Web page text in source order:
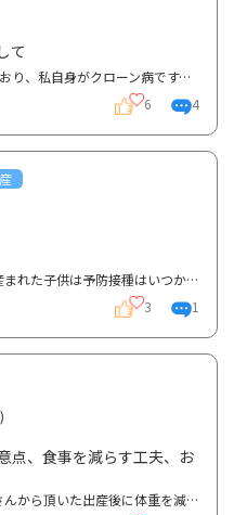
て
現在、生後3ヶ月の娘を母乳で育てており、私自身がクローン病です。妊娠中は何とか再燃せずに乗り切れた...
6 4
免疫抑制剤を服用している母親から産まれた子供は予防接種はいつから接種可能ですか？産まれて3ヶ月を過...
3 1
点、食事を減らす工夫、お
今回は、おしゃべり広場でくわっちさんから頂いた出産後に体重を減らすダイエットに関するご質問にお答...